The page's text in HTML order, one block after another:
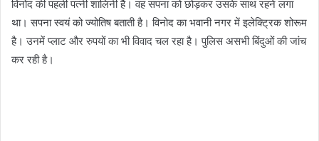
विनोद की पहली पत्नी शालिनी है। वह सपना को छोड़कर उसके साथ रहने लगा
था। सपना स्वयं को ज्योतिष बताती है। विनोद का भवानी नगर में इलेक्ट्रिक शोरूम
है। उनमें प्लाट और रुपयों का भी विवाद चल रहा है। पुलिस असभी बिंदुओं की जांच
कर रही है।